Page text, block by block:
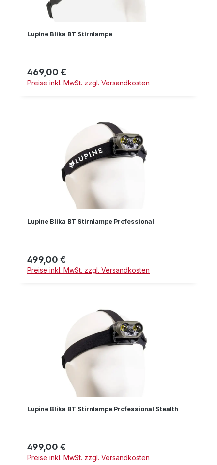
Lupine Blika BT Stirnlampe
Regulärer Preis:
469,00 €
Preise inkl. MwSt. zzgl. Versandkosten
Lupine Blika BT Stirnlampe Professional
Regulärer Preis:
499,00 €
Preise inkl. MwSt. zzgl. Versandkosten
Lupine Blika BT Stirnlampe Professional Stealth
Regulärer Preis:
499,00 €
Preise inkl. MwSt. zzgl. Versandkosten